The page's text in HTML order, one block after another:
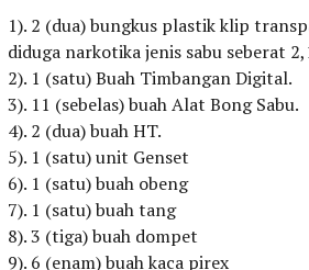
1). 2 (dua) bungkus plastik klip
diduga narkotika jenis sabu seberat
2). 1 (satu) Buah Timbangan Digital.
3). 11 (sebelas) buah Alat Bong Sabu.
4). 2 (dua) buah HT.
5). 1 (satu) unit Genset
6). 1 (satu) buah obeng
7). 1 (satu) buah tang
8). 3 (tiga) buah dompet
9). 6 (enam) buah kaca pirex